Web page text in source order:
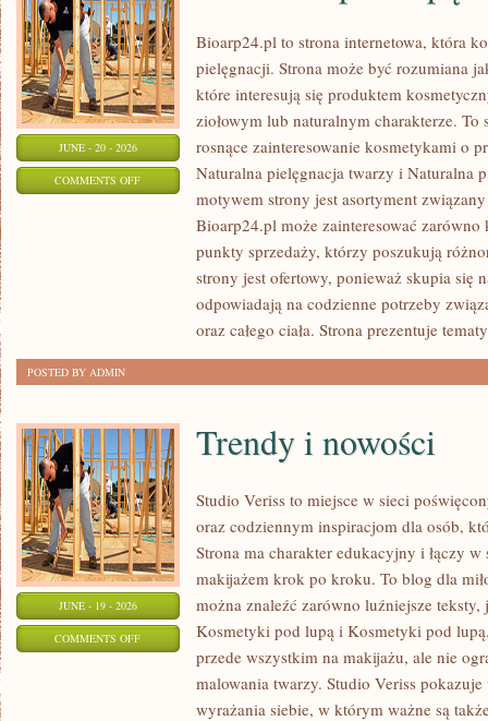
JUNE - 20 - 2026
COMMENTS OFFON
SKŁADNIKI
Bioarp24.pl to strona internetowa, która
pielęgnacji. Strona może być rozumiana
które interesują się produktem
ziołowym lub naturalnym charakterze.
rosnące zainteresowanie kosmetykami o
Naturalna pielęgnacja twarzy i Naturalna
motywem strony jest asortyment
Bioarp24.pl może zainteresować
punkty sprzedaży, którzy poszukują
strony jest ofertowy, ponieważ skupia się
odpowiadają na codzienne potrzeby
oraz całego ciała. Strona prezentuje
POSTED BY ADMIN
JUNE - 19 - 2026
COMMENTS OFFON
Trendy i nowości
Studio Veriss to miejsce w sieci
oraz codziennym inspiracjom dla osób,
Strona ma charakter edukacyjny i łączy
makijażem krok po kroku. To blog dla
można znaleźć zarówno luźniejsze
Kosmetyki pod lupą i Kosmetyki pod
przede wszystkim na makijażu, ale nie
malowania twarzy. Studio Veriss
wyrażania siebie, w którym ważne są